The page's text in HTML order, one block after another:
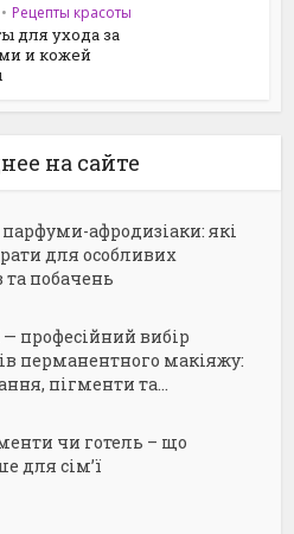
• Рецепты красоты
для ухода за
и кожей
на сайте
афродизіаки: які
для особливих
та побачень
— професійний вибір
перманентного макіяжу:
пігменти та...
чи готель – що
для сім’ї